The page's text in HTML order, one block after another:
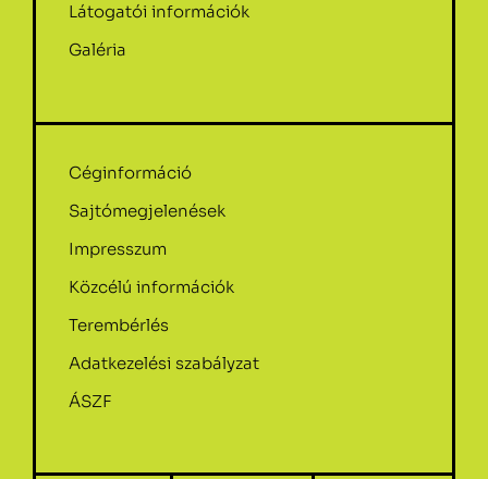
Látogatói információk
Galéria
Céginformáció
Sajtómegjelenések
Impresszum
Közcélú információk
Terembérlés
Adatkezelési szabályzat
ÁSZF